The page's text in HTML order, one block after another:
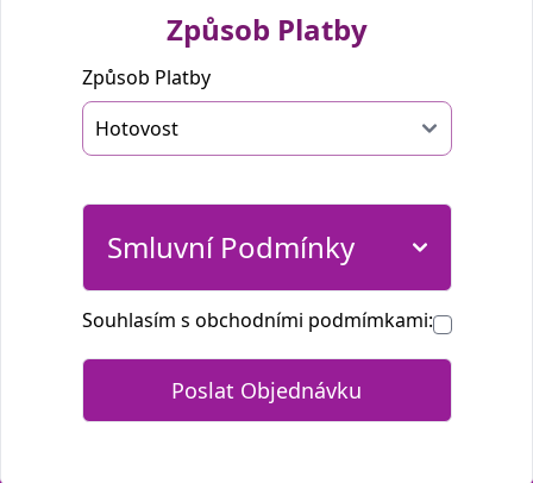
Způsob Platby
Způsob Platby
Smluvní Podmínky
Souhlasím s obchodními podmímkami: